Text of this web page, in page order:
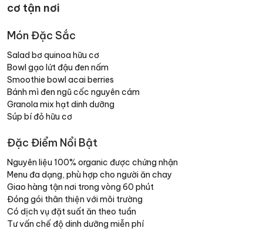
cơ tận nơi
Món Đặc Sắc
Salad bơ quinoa hữu cơ
Bowl gạo lứt đậu đen nấm
Smoothie bowl acai berries
Bánh mì đen ngũ cốc nguyên cám
Granola mix hạt dinh dưỡng
Súp bí đỏ hữu cơ
Đặc Điểm Nổi Bật
Nguyên liệu 100% organic được chứng nhận
Menu đa dạng, phù hợp cho người ăn chay
Giao hàng tận nơi trong vòng 60 phút
Đóng gói thân thiện với môi trường
Có dịch vụ đặt suất ăn theo tuần
Tư vấn chế độ dinh dưỡng miễn phí